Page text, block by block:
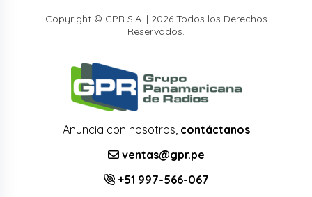
Copyright © GPR S.A. | 2026 Todos los Derechos
Reservados.
Anuncia con nosotros, contáctanos
ventas@gpr.pe
+51 997-566-067